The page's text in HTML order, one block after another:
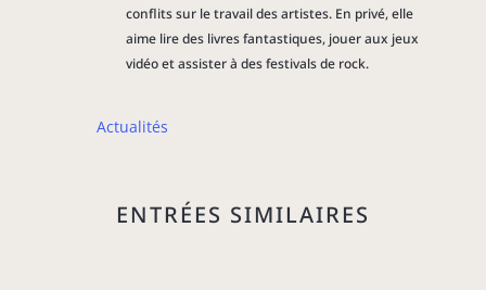
conflits sur le travail des artistes. En privé, elle
aime lire des livres fantastiques, jouer aux jeux
vidéo et assister à des festivals de rock.
Actualités
ENTRÉES SIMILAIRES